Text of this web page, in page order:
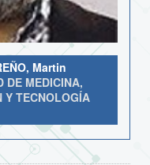
Martin
DE MEDICINA,
Y TECNOLOGÍA